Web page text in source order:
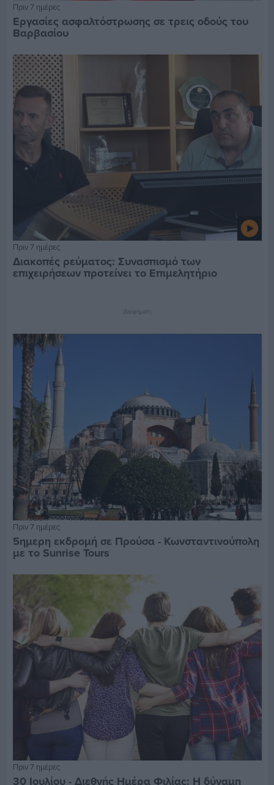
Πριν 7 ημέρες
Εργασίες ασφαλτόστρωσης σε τρεις οδούς του
Βαρβασίου
Πριν 7 ημέρες
Διακοπές ρεύματος: Συνασπισμό των
επιχειρήσεων προτείνει το Επιμελητήριο
Διαφήμιση
Πριν 7 ημέρες
5ημερη εκδρομή σε Προύσα - Κωνσταντινούπολη
με το Sunrise Tours
Πριν 7 ημέρες
30 Ιουλίου - Διεθνής Ημέρα Φιλίας: Η δύναμη